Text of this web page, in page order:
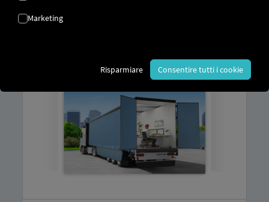
? Collega i tuoi veicoli direttamente alla
piattaforma RIO
Marketing
Risparmiare Consentire tutti i cookie